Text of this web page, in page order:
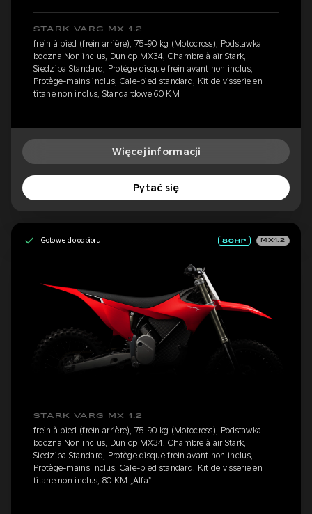
STARK VARG MX 1.2
frein à pied (frein arrière), 75-90 kg (Motocross), Podstawka
boczna Non inclus, Dunlop MX34, Chambre à air Stark,
Siedziba Standard, Protège disque frein avant non inclus,
Protège-mains inclus, Cale-pied standard, Kit de visserie en
titane non inclus, Standardowe 60 KM
Więcej informacji
Pytać się
Gotowe do odbioru MX1.2
STARK VARG MX 1.2
frein à pied (frein arrière), 75-90 kg (Motocross), Podstawka
boczna Non inclus, Dunlop MX34, Chambre à air Stark,
Siedziba Standard, Protège disque frein avant non inclus,
Protège-mains inclus, Cale-pied standard, Kit de visserie en
titane non inclus, 80 KM „Alfa”